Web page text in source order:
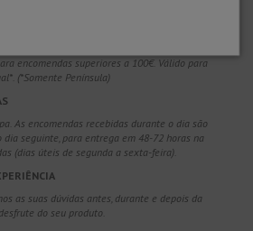
encomendas superiores a 100€. Válido para
(*Somente Península)
As encomendas recebidas durante o dia são
seguinte, para entrega em 48-72 horas na
(dias úteis de segunda a sexta-feira).
as suas dúvidas antes, durante e depois da
do seu produto.